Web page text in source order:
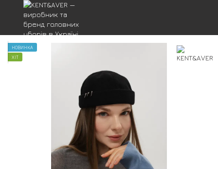
НОВИНКА
ХІТ